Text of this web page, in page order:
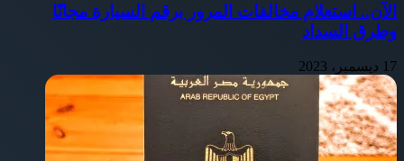
الآن.. استعلام مخالفات المرور برقم السيارة مجانًا
وطرق السداد
17 ديسمبر، 2023